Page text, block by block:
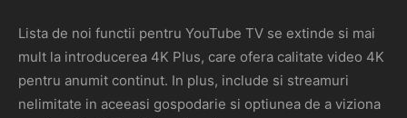
Lista de noi functii pentru YouTube TV se extinde si mai
mult la introducerea 4K Plus, care ofera calitate video 4K
pentru anumit continut. In plus, include si streamuri
nelimitate in aceeasi gospodarie si optiunea de a viziona